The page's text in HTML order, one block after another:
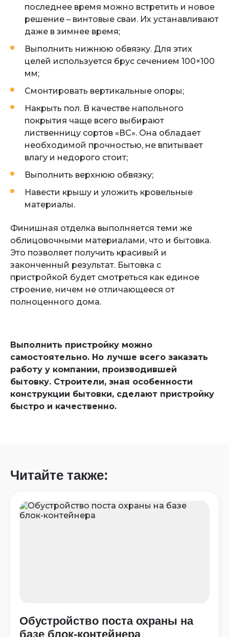
последнее время можно встретить и новое
решение – винтовые сваи. Их устанавливают
даже в зимнее время;
Выполнить нижнюю обвязку. Для этих
целей используется брус сечением 100×100
мм;
Смонтировать вертикальные опоры;
Накрыть пол. В качестве напольного
покрытия чаще всего выбирают
лиственницу сортов «ВС». Она обладает
необходимой прочностью, не впитывает
влагу и недорого стоит;
Выполнить верхнюю обвязку;
Навести крышу и уложить кровельные
материалы.
Финишная отделка выполняется теми же
облицовочными материалами, что и бытовка.
Это позволяет получить красивый и
законченный результат. Бытовка с
пристройкой будет смотреться как единое
строение, ничем не отличающееся от
полноценного дома.
Выполнить пристройку можно
самостоятельно. Но лучше всего заказать
работу у компании, производившей
бытовку. Строители, зная особенности
конструкции бытовки, сделают пристройку
быстро и качественно.
Читайте также:
Обустройство поста охраны на
базе блок-контейнера